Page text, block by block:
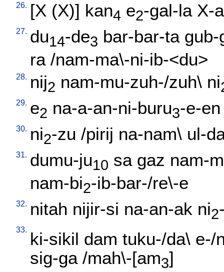
26. [X (X)] kan4 e2-gal-la X-
27. du14-de3 bar-bar-ta gub-
ra /nam-ma\-ni-ib-<du>
28. nij2 nam-mu-zuh-/zuh\ ni
29. e2 na-a-an-ni-buru3-e-en
30. ni2-zu /pirij na-nam\ ul-
31. dumu-ju10 sa gaz nam-
nam-bi2-ib-bar-/re\-e
32. nitah nijir-si na-an-ak ni2
33. ki-sikil dam tuku-/da\ e-/
sig-ga/mah\-[am3]